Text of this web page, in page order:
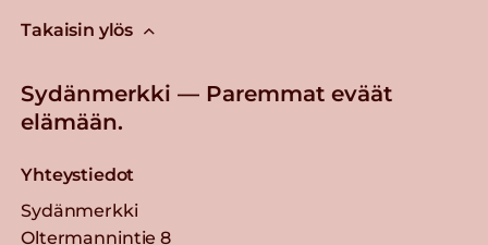
Takaisin ylös
Sydänmerkki — Paremmat eväät
elämään.
Yhteystiedot
Sydänmerkki
Oltermannintie 8